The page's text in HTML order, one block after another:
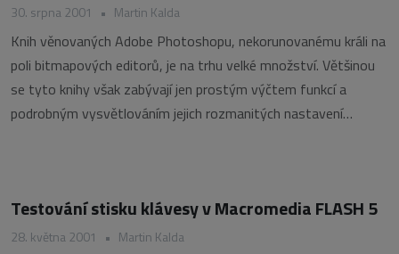
30. srpna 2001 • Martin Kalda
Knih věnovaných Adobe Photoshopu, nekorunovanému králi na
poli bitmapových editorů, je na trhu velké množství. Většinou
se tyto knihy však zabývají jen prostým výčtem funkcí a
podrobným vysvětlováním jejich rozmanitých nastavení…
Testování stisku klávesy v Macromedia FLASH 5
28. května 2001 • Martin Kalda